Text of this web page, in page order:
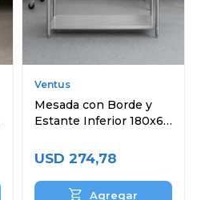
Ventus
Mesada con Borde y
Estante Inferior 180x60
USD 274,78